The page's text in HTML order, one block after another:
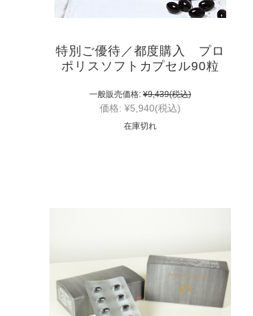
特別ご優待／都度購入 プロ
ポリスソフトカプセル90粒
一般販売価格: ¥9,439(税込)
価格: ¥5,940(税込)
在庫切れ